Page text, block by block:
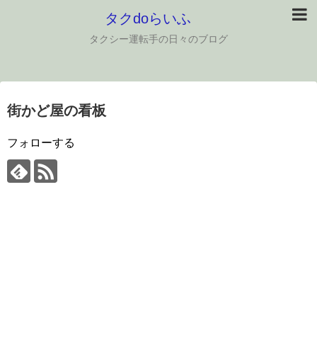
タクdoらいふ
タクシー運転手の日々のブログ
街かど屋の看板
フォローする